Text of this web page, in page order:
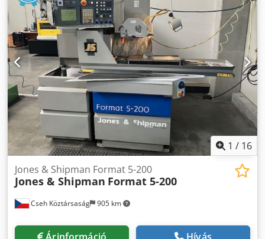
400 mm, a csiszolókő átmérője pedig ø355 mm. Robusztus
kialakításának köszönhetően ez a gép ideális precíziós
csiszolási feladatokhoz. Ha kiváló minőségű csiszolási
lehetőségeket keres, vegye fontolóra az általunk eladásra
kínált OKAMOTO ACC 84DX gépet. További részletekért
vegye fel velünk a kapcsolatot. • Kő = ø355 × 38 × ø127
Dodpoztdz Nofx Acajck
1 / 16
Cseh Köztársaság 905 km
Jones & Shipman Format 5-200
Jones & Shipman Format 5-200
Árinformáció Hívás